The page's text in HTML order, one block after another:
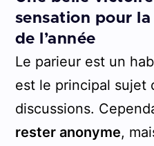
sensation pour
de l’année
Le parieur est un
est le principal sujet
discussions.
rester anonyme,